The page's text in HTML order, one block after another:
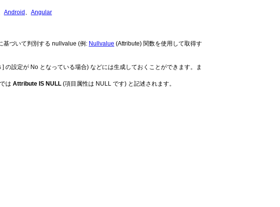
Android 、 Angular
基づいて判別する nullvalue (例: Nullvalue (Attribute) 関数を使用して取得す
設定が No となっている場合) などには生成しておくことができます。ま
は Attribute IS NULL (項目属性は NULL です) と記述されます。